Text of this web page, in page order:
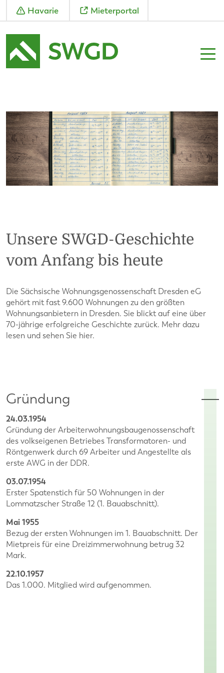
Havarie Mieterportal
Unsere SWGD-Geschichte
vom Anfang bis heute
Die Sächsische Wohnungsgenossenschaft Dresden eG
gehört mit fast 9.600 Wohnungen zu den größten
Wohnungsanbietern in Dresden. Sie blickt auf eine über
70-jährige erfolgreiche Geschichte zurück. Mehr dazu
lesen und sehen Sie hier.
Gründung
24.03.1954
Gründung der Arbeiterwohnungsbaugenossenschaft
des volkseigenen Betriebes Transformatoren- und
Röntgenwerk durch 69 Arbeiter und Angestellte als
erste AWG in der DDR.
03.07.1954
Erster Spatenstich für 50 Wohnungen in der
Lommatzscher Straße 12 (1. Bauabschnitt).
Mai 1955
Bezug der ersten Wohnungen im 1. Bauabschnitt. Der
Mietpreis für eine Dreizimmerwohnung betrug 32
Mark.
22.10.1957
Das 1.000. Mitglied wird aufgenommen.